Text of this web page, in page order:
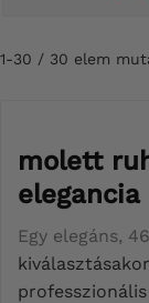
1-30 / 30 elem
molett
Egy elegáns,